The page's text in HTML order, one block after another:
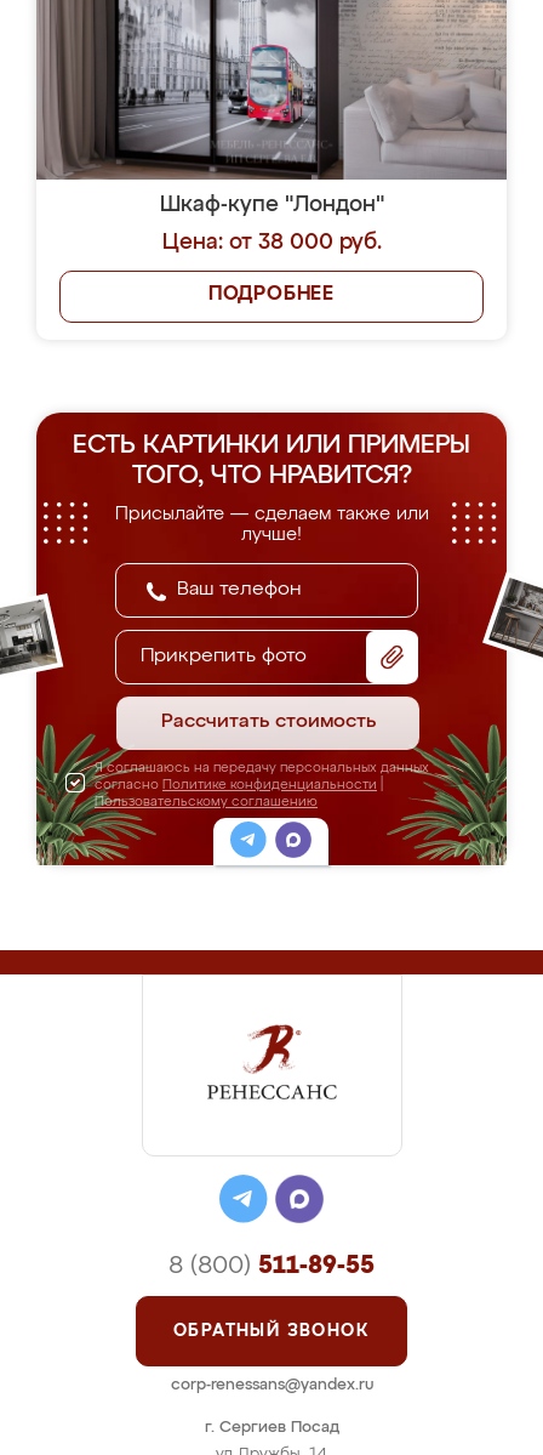
Шкаф-купе "Лондон"
Цена: от 38 000 руб.
ПОДРОБНЕЕ
ЕСТЬ КАРТИНКИ ИЛИ ПРИМЕРЫ
ТОГО, ЧТО НРАВИТСЯ?
Присылайте — сделаем также или
лучше!
Прикрепить фото
Рассчитать стоимость
Я соглашаюсь на передачу персональных данных
согласно Политике конфиденциальности
Пользовательскому соглашению
г. Сергиев Посад
8 (800) 511-89-55
ОБРАТНЫЙ ЗВОНОК
corp-renessans@yandex.ru